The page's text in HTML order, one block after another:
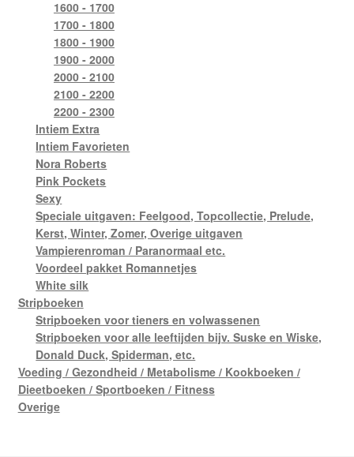
1600 - 1700
1700 - 1800
1800 - 1900
1900 - 2000
2000 - 2100
2100 - 2200
2200 - 2300
Intiem Extra
Intiem Favorieten
Nora Roberts
Pink Pockets
Sexy
Speciale uitgaven: Feelgood, Topcollectie, Prelude,
Kerst, Winter, Zomer, Overige uitgaven
Vampierenroman / Paranormaal etc.
Voordeel pakket Romannetjes
White silk
Stripboeken
Stripboeken voor tieners en volwassenen
Stripboeken voor alle leeftijden bijv. Suske en Wiske,
Donald Duck, Spiderman, etc.
Voeding / Gezondheid / Metabolisme / Kookboeken /
Dieetboeken / Sportboeken / Fitness
Overige